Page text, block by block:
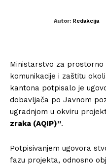
Autor: Redakcija
Ministarstvo za prostorno
komunikacije i zaštitu
kantona potpisalo je
dobavljača po Javnom
ugradnjom u okviru
zraka (AQIP)”.
Potpisivanjem ugovora
fazu projekta, odnosno